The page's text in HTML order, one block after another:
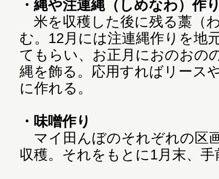
・縄や注連縄（しめなわ）作
米を収穫した後に残る藁（
む。12月には注連縄作りを地
てもらい、お正月におのおの
縄を飾る。応用すればリース
に作れる。
・味噌作り
マイ田んぼのそれぞれの区
収穫。それをもとに1月末、